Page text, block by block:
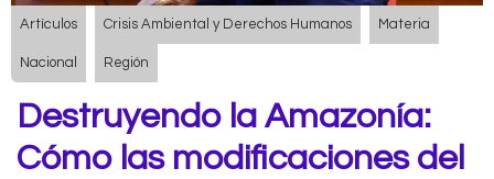
Artículos Crisis Ambiental y Derechos Humanos Materia
Nacional Región
Destruyendo la Amazonía:
Cómo las modificaciones del